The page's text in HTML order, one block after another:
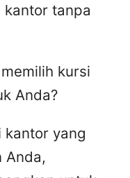
kantor tanpa
kursi
Anda?
kantor yang
Anda,